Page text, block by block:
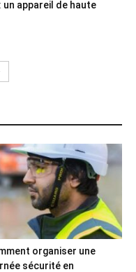
un appareil de haute
organiser une
sécurité en